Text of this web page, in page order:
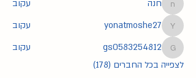
חנהחנה עקוב
yonatmoshe27
yonatmoshe27 עקוב
gs0583254812
gs0583254812
עקוב
לצפייה בכל החברים (178)